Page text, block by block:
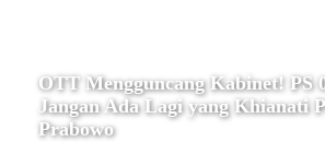
OTT Mengguncang Kabinet! PS
Jangan Ada Lagi yang Khianati
Prabowo